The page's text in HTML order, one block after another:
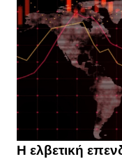
H ελβετική